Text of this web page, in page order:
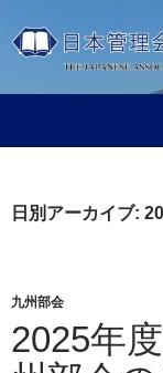
ン
ン
へ
ッ
日別アーカイブ:
九州部会
2025年